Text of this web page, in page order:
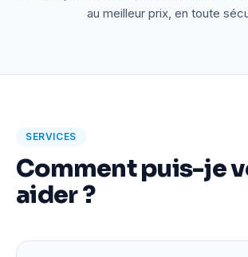
au meilleur prix, en toute
SERVICES
Comment puis-je
aider ?